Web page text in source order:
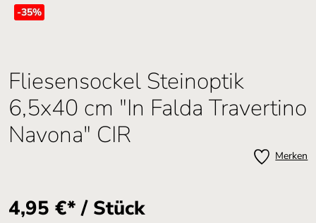
-35%
Fliesensockel Steinoptik
6,5x40 cm "In Falda Travertino
Navona" CIR
Merken
4,95 €* / Stück